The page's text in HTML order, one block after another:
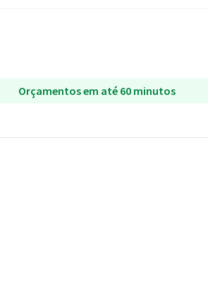
Orçamentos em até 60 minutos